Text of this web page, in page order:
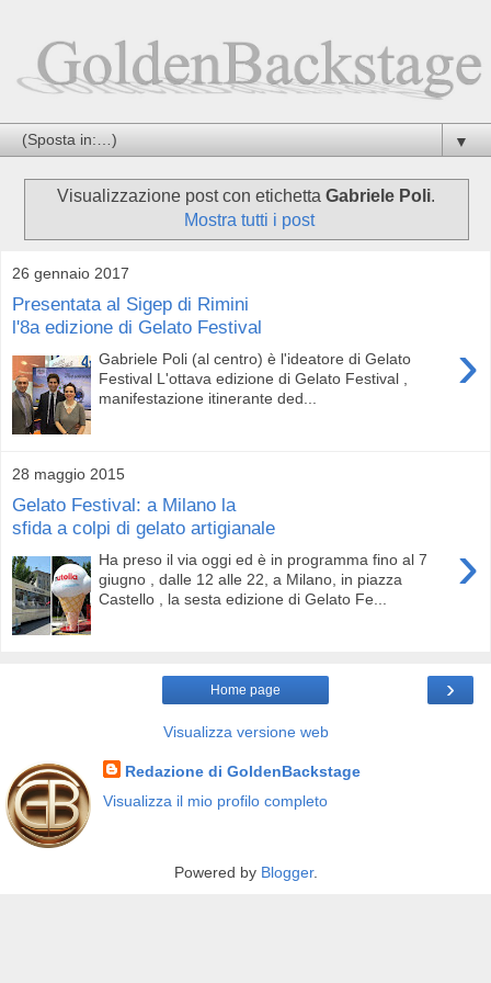
▼
Visualizzazione post con etichetta Gabriele Poli.
Mostra tutti i post
26 gennaio 2017
Presentata al Sigep di Rimini
l'8a edizione di Gelato Festival
›
Gabriele Poli (al centro) è l'ideatore di Gelato
Festival L'ottava edizione di Gelato Festival ,
manifestazione itinerante ded...
28 maggio 2015
Gelato Festival: a Milano la
sfida a colpi di gelato artigianale
›
Ha preso il via oggi ed è in programma fino al 7
giugno , dalle 12 alle 22, a Milano, in piazza
Castello , la sesta edizione di Gelato Fe...
›
Home page
Visualizza versione web
Redazione di GoldenBackstage
Visualizza il mio profilo completo
Powered by Blogger.